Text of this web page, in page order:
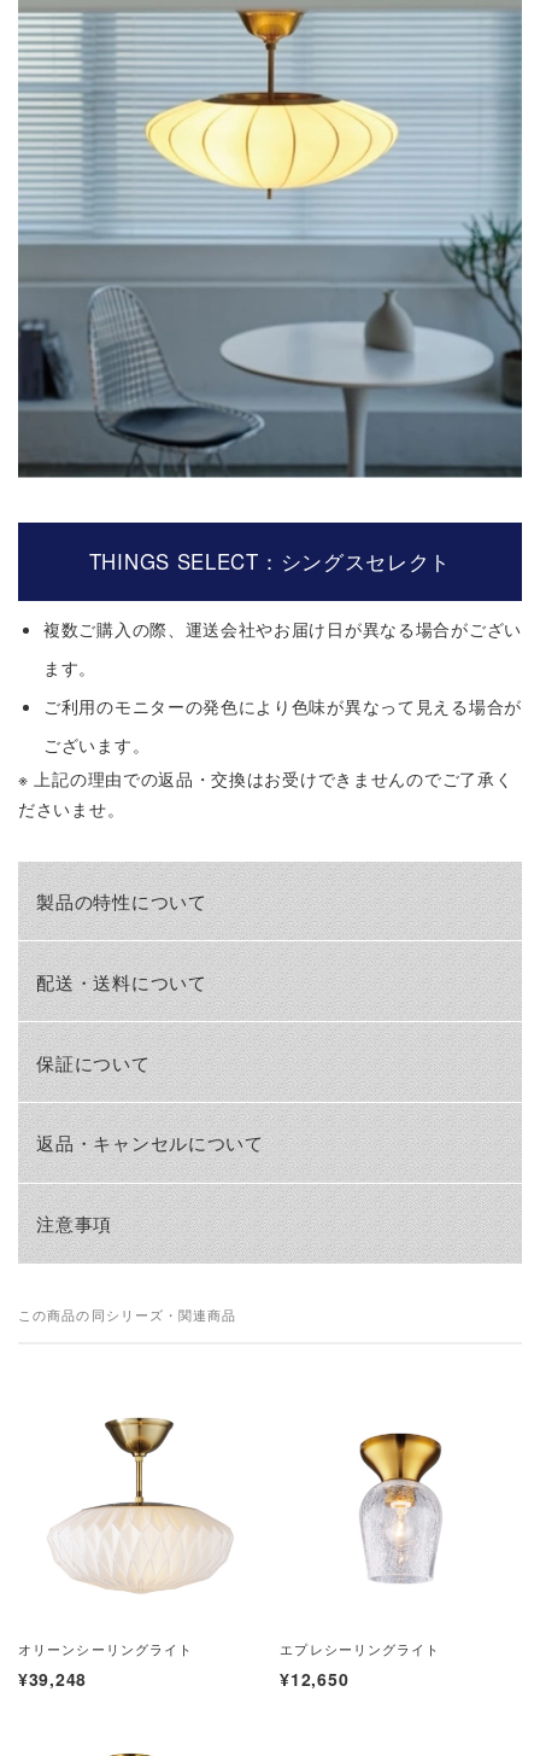
THINGS SELECT：シングスセレクト
複数ご購入の際、運送会社やお届け日が異なる場合がござい
ます。
ご利用のモニターの発色により色味が異なって見える場合が
ございます。
※ 上記の理由での返品・交換はお受けできませんのでご了承く
ださいませ。
製品の特性について
配送・送料について
保証について
返品・キャンセルについて
注意事項
この商品の同シリーズ・関連商品
オリーンシーリングライト
¥39,248
エプレシーリングライト
¥12,650